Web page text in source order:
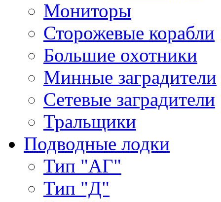
Мониторы
Сторожевые корабли
Большие охотники
Минные заградители
Сетевые заградители
Тральщики
Подводные лодки
Тип "АГ"
Тип "Д"